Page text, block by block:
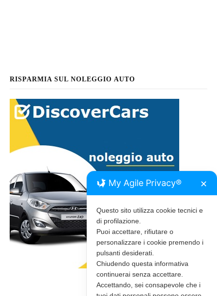
RISPARMIA SUL NOLEGGIO AUTO
My Agile Privacy® ✕
Questo sito utilizza cookie tecnici e
di profilazione.
Puoi accettare, rifiutare o
personalizzare i cookie premendo i
pulsanti desiderati.
Chiudendo questa informativa
continuerai senza accettare.
Accettando, sei consapevole che i